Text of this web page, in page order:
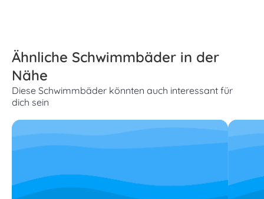
Ähnliche Schwimmbäder in der
Nähe
Diese Schwimmbäder könnten auch interessant für
dich sein